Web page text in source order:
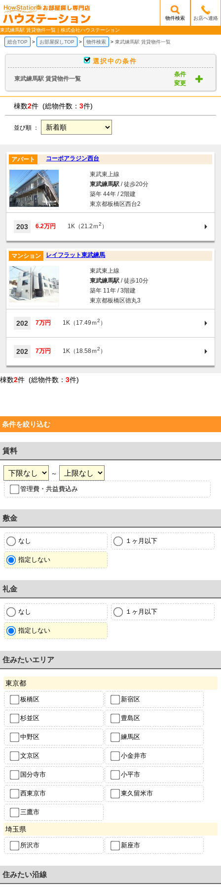
/mobile_img/head-logo.png
物件検索 お店へ連絡
東武練馬駅 賃貸物件一覧｜株式会社ハウステーション
総合TOP お部屋探しTOP 物件検索 東武練馬駅 賃貸物件一覧
選択中の条件
東武練馬駅 賃貸物件一覧
条件
変更
棟数2件 (総物件数： 3件)
並び順 ：
コーポアラジン西台
アパート
東武東上線
東武練馬駅/ 徒歩20分
築年 44年 / 2階建
東京都板橋区西台2
203 6.2万円 1K（21.2ｍ2 ）
レイフラット東武練馬
マンション
東武東上線
東武練馬駅/ 徒歩10分
築年 11年 / 3階建
東京都板橋区徳丸3
202 7万円 1K（17.49ｍ2 ）
202 7万円 1K（18.58ｍ2 ）
棟数2件 (総物件数： 3件)
条件を絞り込む
賃料
～
管理費・共益費込み
敷金
なし １ヶ月以下
指定しない
礼金
なし １ヶ月以下
指定しない
住みたいエリア
東京都
板橋区 新宿区
杉並区 豊島区
中野区 練馬区
文京区 小金井市
国分寺市 小平市
西東京市 東久留米市
三鷹市
埼玉県
所沢市 新座市
住みたい沿線